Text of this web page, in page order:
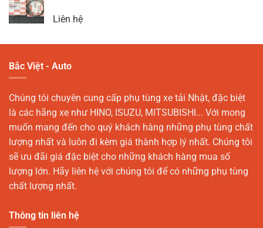
Liên hệ
Bắc Việt - Auto
Chúng tôi chuyên cung cấp phụ tùng xe tải Nhật, đặc biệt
là các hãng xe như HINO, ISUZU, MITSUBISHI... Với mong
muốn mang đến cho quý khách hàng những phụ tùng chất
lượng nhất và luôn đi kèm giá thành hợp lý nhất. Chúng tôi
sẽ ưu đãi giá đặc biệt cho những khách hàng mua số
lượng lớn. Hãy liên hệ với chúng tôi để có những phụ tùng
chất lượng nhất.
Thông tin liên hệ